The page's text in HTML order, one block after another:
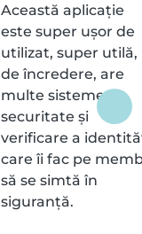
Această aplicație
este super ușor de
utilizat, super utilă,
de încredere, are
multe sisteme de
securitate și
verificare a
care îi fac pe
să se simtă în
siguranță.